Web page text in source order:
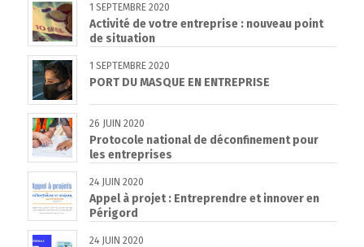
1 SEPTEMBRE 2020
Activité de votre entreprise : nouveau point
de situation
1 SEPTEMBRE 2020
PORT DU MASQUE EN ENTREPRISE
26 JUIN 2020
Protocole national de déconfinement pour
les entreprises
24 JUIN 2020
Appel à projet : Entreprendre et innover en
Périgord
24 JUIN 2020